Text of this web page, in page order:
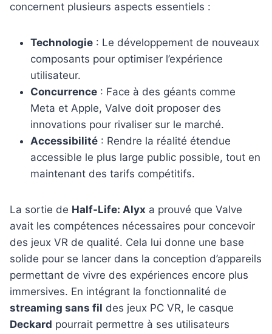
concernent plusieurs aspects essentiels :
Technologie : Le développement de nouveaux
composants pour optimiser l’expérience
utilisateur.
Concurrence : Face à des géants comme
Meta et Apple, Valve doit proposer des
innovations pour rivaliser sur le marché.
Accessibilité : Rendre la réalité étendue
accessible le plus large public possible, tout en
maintenant des tarifs compétitifs.
La sortie de Half-Life: Alyx a prouvé que Valve
avait les compétences nécessaires pour concevoir
des jeux VR de qualité. Cela lui donne une base
solide pour se lancer dans la conception d’appareils
permettant de vivre des expériences encore plus
immersives. En intégrant la fonctionnalité de
streaming sans fil des jeux PC VR, le casque
Deckard pourrait permettre à ses utilisateurs